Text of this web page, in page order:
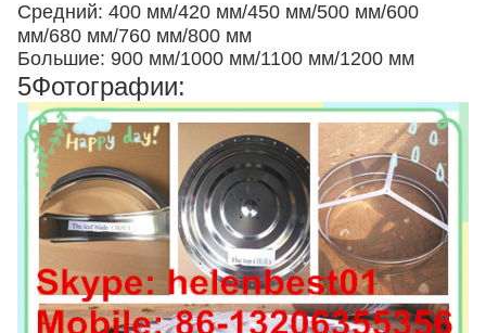
Средний: 400 мм/420 мм/450 мм/500 мм/600
мм/680 мм/760 мм/800 мм
Большие: 900 мм/1000 мм/1100 мм/1200 мм
5Фотографии: